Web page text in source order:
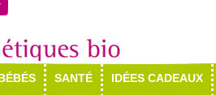
SANTÉ IDÉES CADEAUX